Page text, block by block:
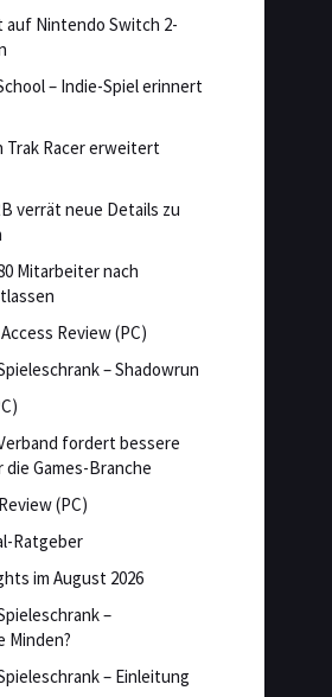
auf Nintendo Switch 2-
– Indie-Spiel erinnert
Trak Racer erweitert
verrät neue Details zu
Mitarbeiter nach
Review (PC)
– Shadowrun
fordert bessere
Games-Branche
(PC)
Ratgeber
im August 2026
–
Minden?
– Einleitung